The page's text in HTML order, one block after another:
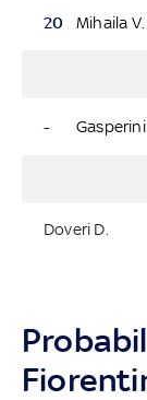
20 Mihaila V.
- Gasperini
Doveri D.